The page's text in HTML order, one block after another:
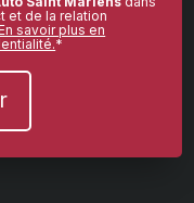
et de la relation
savoir plus en
*